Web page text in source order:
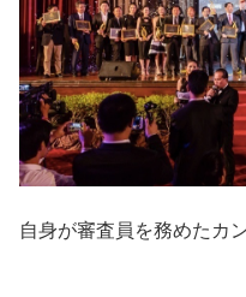
自身が審査員を務めたカ